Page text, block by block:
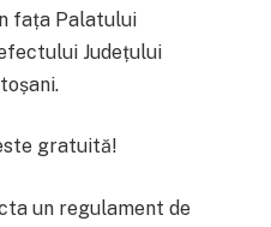
fața Palatului
Județului
gratuită!
un regulament de